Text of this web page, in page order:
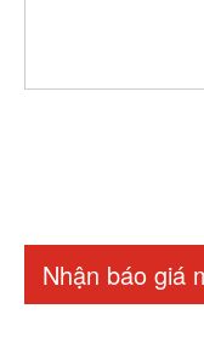
Nhận báo giá